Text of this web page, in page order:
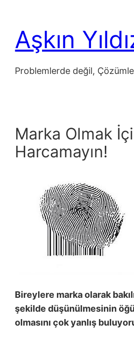
Aşkın
Problemlerde değil,
Marka Olmak
Harcamayın!
Bireylere marka olarak
şekilde düşünülmesinin öğ
olmasını çok yanlış